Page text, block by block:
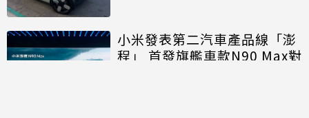
小米發表第二汽車產品線「澎
程」 首發旗艦車款N90 Max對